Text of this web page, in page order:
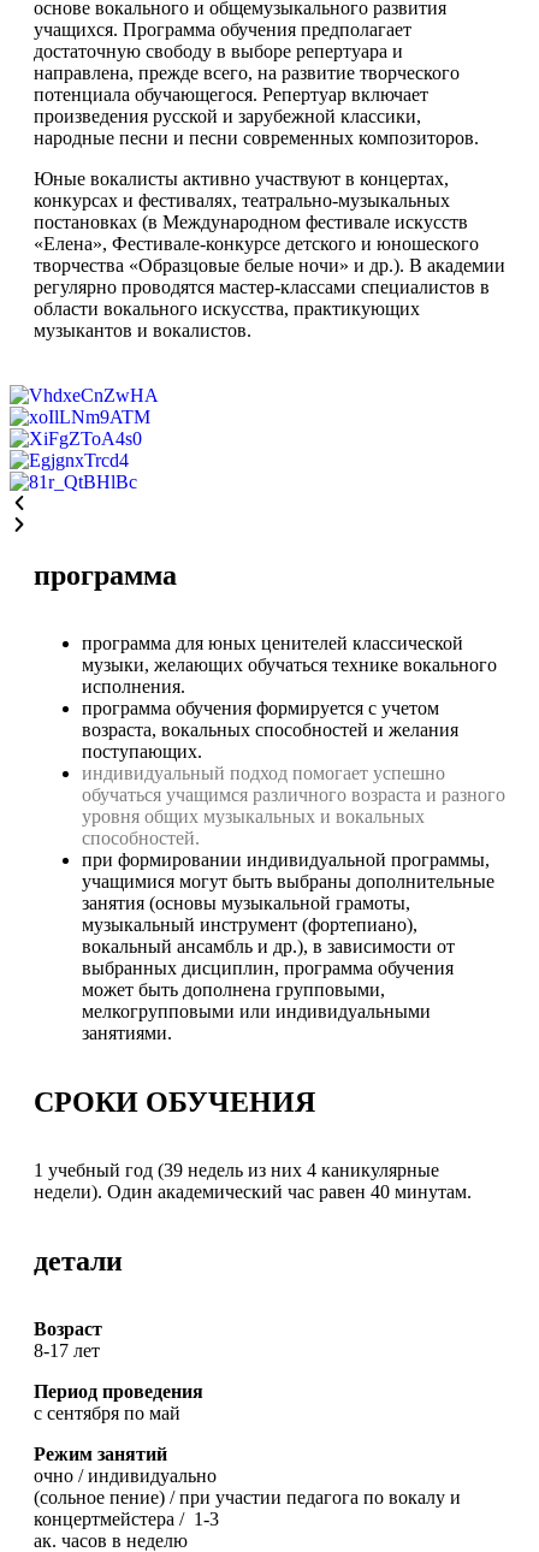
основе вокального и общемузыкального развития
учащихся. Программа обучения предполагает
достаточную свободу в выборе репертуара и
направлена, прежде всего, на развитие творческого
потенциала обучающегося. Репертуар включает
произведения русской и зарубежной классики,
народные песни и песни современных композиторов.
Юные вокалисты активно участвуют в концертах,
конкурсах и фестивалях, театрально-музыкальных
постановках (в Международном фестивале искусств
«Елена», Фестивале-конкурсе детского и юношеского
творчества «Образцовые белые ночи» и др.). В академии
регулярно проводятся мастер-классами специалистов в
области вокального искусства, практикующих
музыкантов и вокалистов.
программа
программа для юных ценителей классической
музыки, желающих обучаться технике вокального
исполнения.
программа обучения формируется с учетом
возраста, вокальных способностей и желания
поступающих.
индивидуальный подход помогает успешно
обучаться учащимся различного возраста и разного
уровня общих музыкальных и вокальных
способностей.
при формировании индивидуальной программы,
учащимися могут быть выбраны дополнительные
занятия (основы музыкальной грамоты,
музыкальный инструмент (фортепиано),
вокальный ансамбль и др.), в зависимости от
выбранных дисциплин, программа обучения
может быть дополнена групповыми,
мелкогрупповыми или индивидуальными
занятиями.
СРОКИ ОБУЧЕНИЯ
1 учебный год (39 недель из них 4 каникулярные
недели). Один академический час равен 40 минутам.
детали
Возраст
8-17 лет
Период проведения
с сентября по май
Режим занятий
очно / индивидуально
(сольное пение) / при участии педагога по вокалу и
концертмейстера / 1-3
ак. часов в неделю